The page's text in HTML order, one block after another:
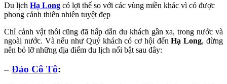
Du lịch Hạ Long có lợi thế so với các vùng miền khác vì có được
phong cảnh thiên nhiên tuyệt đẹp
Chỉ cảnh vật thôi cũng đã hấp dẫn du khách gần xa, trong nước và
ngoài nước. Và nếu như Quý khách có cơ hội đếnHạ Long, đừng
nên bỏ lỡ những địa điểm du lịch nổi bật sau đây:
– Đảo Cô Tô: